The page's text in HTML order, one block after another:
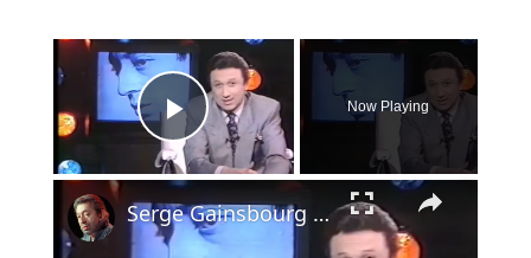
×
Play Video
Now Playing
×
Serge Gainsbourg - hommage - le chanteur - 1991